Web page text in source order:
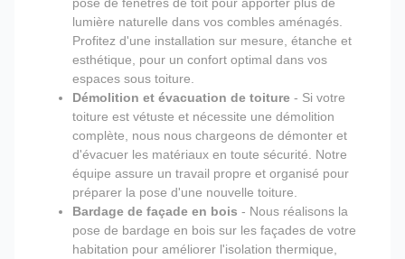
lumière naturelle dans vos combles aménagés.
Profitez d'une installation sur mesure, étanche et
esthétique, pour un confort optimal dans vos
espaces sous toiture.
Démolition et évacuation de toiture - Si votre
toiture est vétuste et nécessite une démolition
complète, nous nous chargeons de démonter et
d'évacuer les matériaux en toute sécurité. Notre
équipe assure un travail propre et organisé pour
préparer la pose d'une nouvelle toiture.
Bardage de façade en bois - Nous réalisons la
pose de bardage en bois sur les façades de votre
habitation pour améliorer l'isolation thermique,